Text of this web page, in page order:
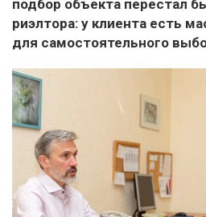
подбор объекта перестал
риэлтора: у клиента есть
для самостоятельного